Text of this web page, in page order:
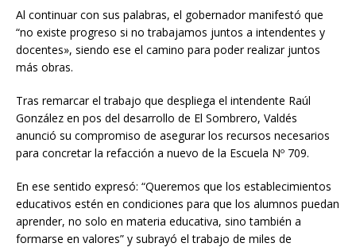
Al continuar con sus palabras, el gobernador manifestó que
“no existe progreso si no trabajamos juntos a intendentes y
docentes», siendo ese el camino para poder realizar juntos
más obras.
Tras remarcar el trabajo que despliega el intendente Raúl
González en pos del desarrollo de El Sombrero, Valdés
anunció su compromiso de asegurar los recursos necesarios
para concretar la refacción a nuevo de la Escuela Nº 709.
En ese sentido expresó: “Queremos que los establecimientos
educativos estén en condiciones para que los alumnos puedan
aprender, no solo en materia educativa, sino también a
formarse en valores” y subrayó el trabajo de miles de